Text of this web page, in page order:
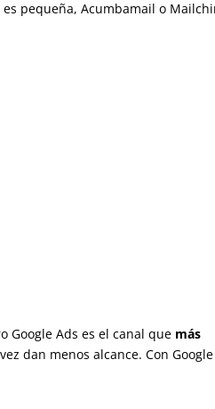
pequeña, Acumbamail o
Google Ads es el canal que más
dan menos alcance. Con Google